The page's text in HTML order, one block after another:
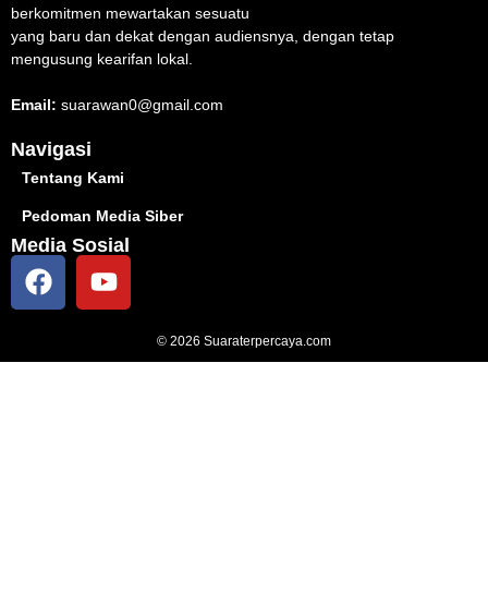
berkomitmen mewartakan sesuatu
yang baru dan dekat dengan audiensnya, dengan tetap
mengusung kearifan lokal.
Email: suarawan0@gmail.com
Navigasi
Tentang Kami
Pedoman Media Siber
Media Sosial
© 2026 Suaraterpercaya.com